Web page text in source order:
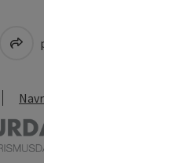
přejít na poznámky
Navrhnout změnu